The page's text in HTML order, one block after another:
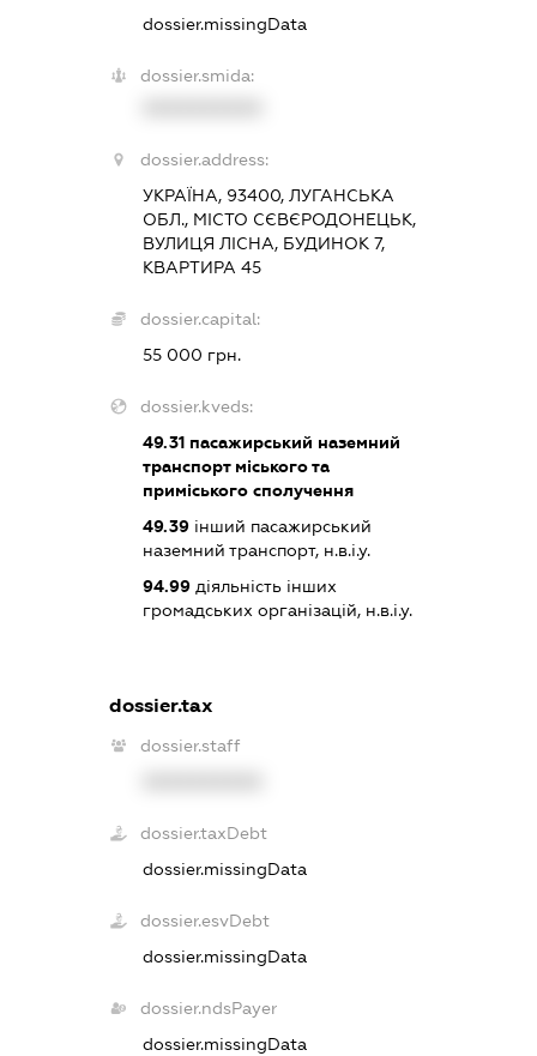
dossier.missingData
dossier.smida:
dossier.address:
УКРАЇНА, 93400, ЛУГАНСЬКА
ОБЛ., МІСТО СЄВЄРОДОНЕЦЬК,
ВУЛИЦЯ ЛІСНА, БУДИНОК 7,
КВАРТИРА 45
dossier.capital:
55 000 грн.
dossier.kveds:
49.31пасажирський наземний
транспорт міського та
приміського сполучення
49.39інший пасажирський
наземний транспорт, н.в.і.у.
94.99діяльність інших
громадських організацій, н.в.і.у.
dossier.tax
dossier.staff
dossier.taxDebt
dossier.missingData
dossier.esvDebt
dossier.missingData
dossier.ndsPayer
dossier.missingData